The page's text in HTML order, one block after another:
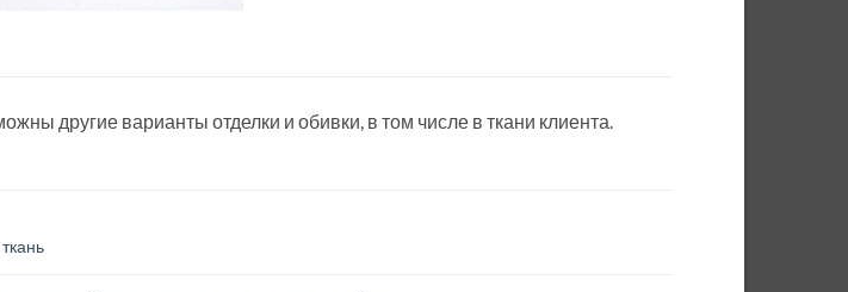
другие варианты отделки и обивки, в том числе в ткани клиента.
ткань